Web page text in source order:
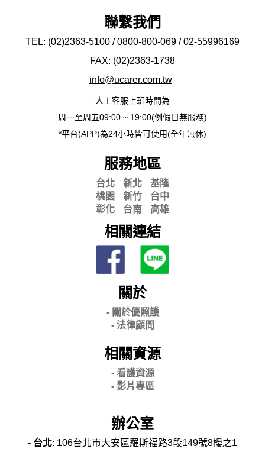
聯繫我們
TEL: (02)2363-5100 / 0800-800-069 / 02-55996169
FAX: (02)2363-1738
info@ucarer.com.tw
人工客服上班時間為
周一至周五09:00 ~ 19:00(例假日無服務)
*平台(APP)為24小時皆可使用(全年無休)
服務地區
台北 新北
基隆
桃園
新竹
台中
彰化
台南 高雄
相關連結
關於
- 關於優照護
- 法律顧問
相關資源
- 看護資源
- 影片專區
辦公室
- 台北: 106台北市大安區羅斯福路3段149號8樓之1